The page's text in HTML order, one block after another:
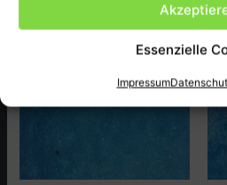
Essenzielle
Impressum